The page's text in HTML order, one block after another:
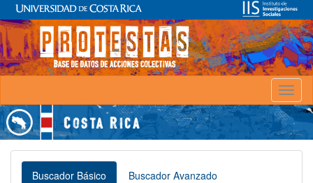
Buscador Básico Buscador Avanzado